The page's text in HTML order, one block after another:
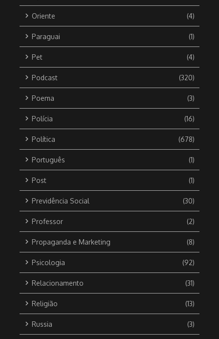
Oriente (4)
Paraguai (1)
Pet (4)
Podcast (320)
Poema (3)
Polícia (16)
Política (678)
Português (1)
Post (1)
Previdência Social (30)
Professor (2)
Propaganda e Marketing (8)
Psicologia (92)
Relacionamento (31)
Religião (13)
Russia (3)